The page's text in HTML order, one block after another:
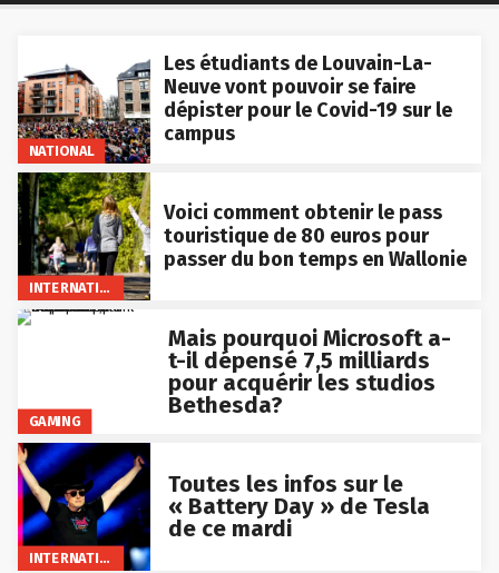
NATIONAL
Les étudiants de Louvain-La-
Neuve vont pouvoir se faire
dépister pour le Covid-19 sur le
campus
INTERNATIONAL
Voici comment obtenir le pass
touristique de 80 euros pour
passer du bon temps en Wallonie
GAMING
Mais pourquoi Microsoft a-
t-il dépensé 7,5 milliards
pour acquérir les studios
Bethesda?
INTERNATIONAL
Toutes les infos sur le
« Battery Day » de Tesla
de ce mardi